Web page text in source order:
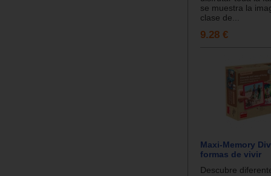
se muestra la
clase de...
9.28 €
Maxi-Memory
formas de vivir
Descubre